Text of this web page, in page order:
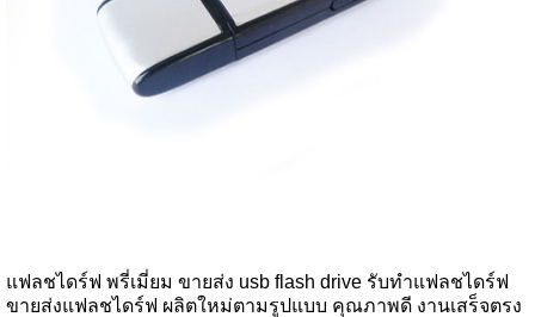
แฟลชไดร์ฟ พรี่เมี่ยม ขายส่ง usb flash drive รับทำแฟลชไดร์ฟ
ขายส่งแฟลชไดร์ฟ ผลิตใหม่ตามรูปแบบ คุณภาพดี งานเสร็จตรง